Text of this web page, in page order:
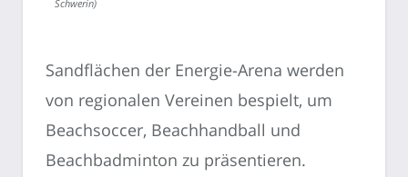
Schwerin)
Sandflächen der Energie-Arena werden
von regionalen Vereinen bespielt, um
Beachsoccer, Beachhandball und
Beachbadminton zu präsentieren.